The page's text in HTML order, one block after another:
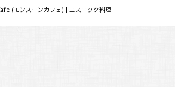
(モンスーンカフェ) | エスニック料理